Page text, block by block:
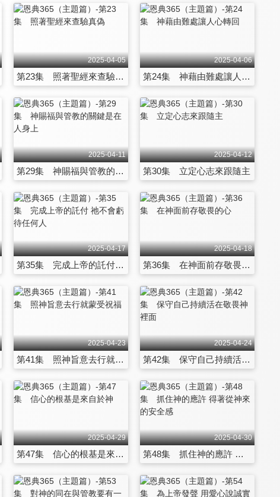
2025-04-05
第23集 照著聖經來查驗真偽
2025-04-06
第24集 神藉由難處讓人心轉回
2025-04-11
第29集 神賜福與管教的關鍵是在人身上
2025-04-12
第30集 立定心志來跟隨主
2025-04-17
第35集 完成上帝的託付 祂不會虧待任何人
2025-04-18
第36集 在神面前存敬畏的心
2025-04-23
第41集 照神旨意去行就蒙受祝福
2025-04-24
第42集 保守自己持續活在敬畏神裡面
2025-04-29
第47集 信心的根基是來自於神
2025-04-30
第48集 抓住神的應許 得著從神來的安全感